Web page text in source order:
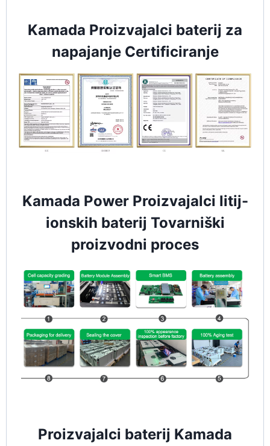
Kamada Proizvajalci baterij za
napajanje Certificiranje
Kamada Power Proizvajalci litij-
ionskih baterij Tovarniški
proizvodni proces
Proizvajalci baterij Kamada